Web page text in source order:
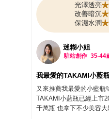
光澤透亮
改善暗沉
保濕水潤
迷糊小姐
駐站創作 35-44
我最愛的TAKAMI小藍
又來推薦我最愛的小藍瓶
TAKAMI小藍瓶已經上市
千萬瓶 也拿下不少美容大